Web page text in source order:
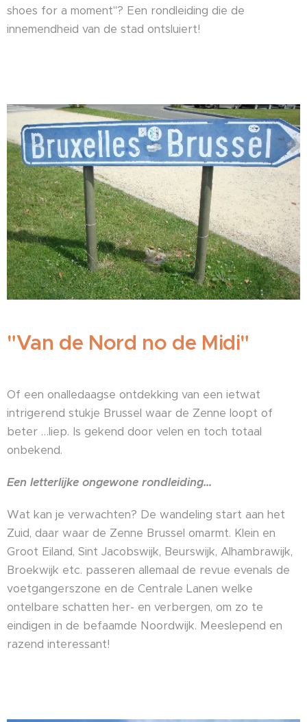
shoes for a moment"? Een rondleiding die de
innemendheid van de stad ontsluiert!
"Van de Nord no de Midi"
Of een onalledaagse ontdekking van een ietwat
intrigerend stukje Brussel waar de Zenne loopt of
beter …liep. Is gekend door velen en toch totaal
onbekend.
Een letterlijke ongewone rondleiding…
Wat kan je verwachten? De wandeling start aan het
Zuid, daar waar de Zenne Brussel omarmt. Klein en
Groot Eiland, Sint Jacobswijk, Beurswijk, Alhambrawijk,
Broekwijk etc. passeren allemaal de revue evenals de
voetgangerszone en de Centrale Lanen welke
ontelbare schatten her- en verbergen, om zo te
eindigen in de befaamde Noordwijk. Meeslepend en
razend interessant!